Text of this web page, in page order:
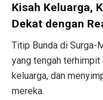
Kisah Keluarga,
Dekat dengan
Titip Bunda di Surga-
yang tengah terhimpit
keluarga, dan
mereka.